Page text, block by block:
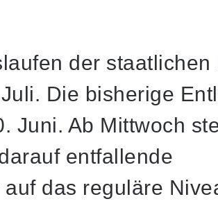
der staatlichen
Die bisherige
Juni. Ab Mittwoch
entfallende
das reguläre